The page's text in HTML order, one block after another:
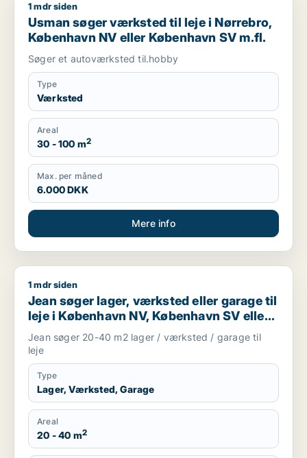
Usman søger værksted til leje i Nørrebro, København NV
1 mdr siden
Usman søger værksted til leje i Nørrebro,
København NV eller København SV m.fl.
Søger et autoværksted til.hobby
Type
Værksted
Areal
30 - 100 m2
Max. per måned
6.000 DKK
Mere info
Jean søger lager, værksted eller garage til leje i København
1 mdr siden
Jean søger lager, værksted eller garage til
leje i København NV, København SV eller
Valby m.fl.
Jean søger 20-40 m2 lager / værksted / garage til
leje
Type
Lager, Værksted, Garage
Areal
20 - 40 m2